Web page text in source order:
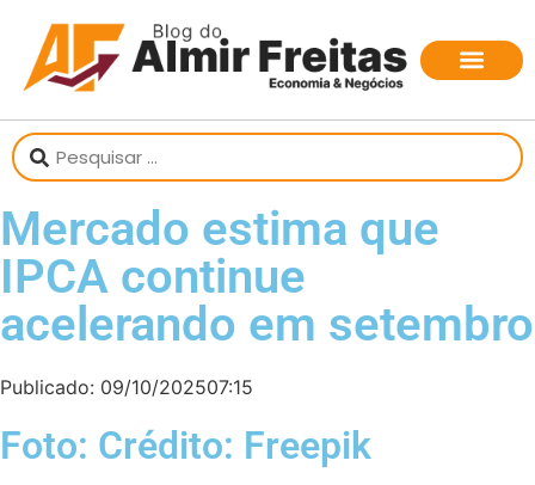
Mercado estima que
IPCA continue
acelerando em setembro
Publicado: 09/10/202507:15
Foto: Crédito: Freepik